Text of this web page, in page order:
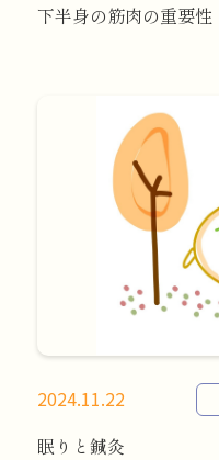
下半身の筋肉の重要性
2024.11.22
眠りと鍼灸